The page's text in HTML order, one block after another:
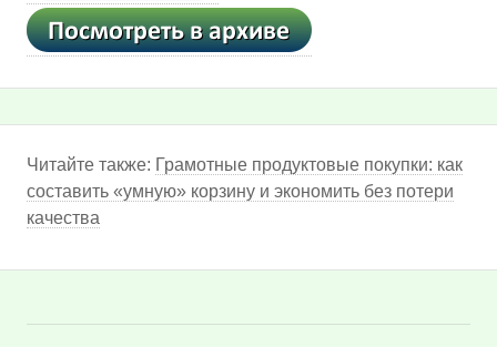
Читайте также: Грамотные продуктовые покупки: как
составить «умную» корзину и экономить без потери
качества